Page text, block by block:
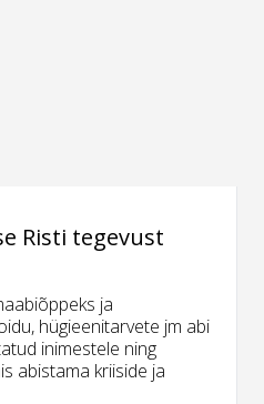
Risti tegevust
ja
hügieenitarvete jm abi
inimestele ning
abistama kriiside ja